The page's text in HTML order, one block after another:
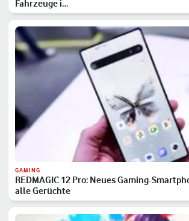
Fahrzeuge i…
GAMING
REDMAGIC 12 Pro: Neues Gaming-
alle Gerüchte